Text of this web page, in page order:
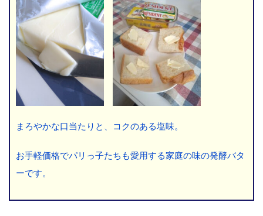
まろやかな口当たりと、コクのある塩味。
お手軽価格でパリっ子たちも愛用する家庭の味の発酵バタ
ーです。